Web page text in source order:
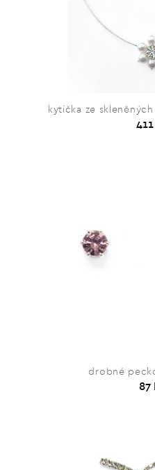
kytička ze
drobné
87